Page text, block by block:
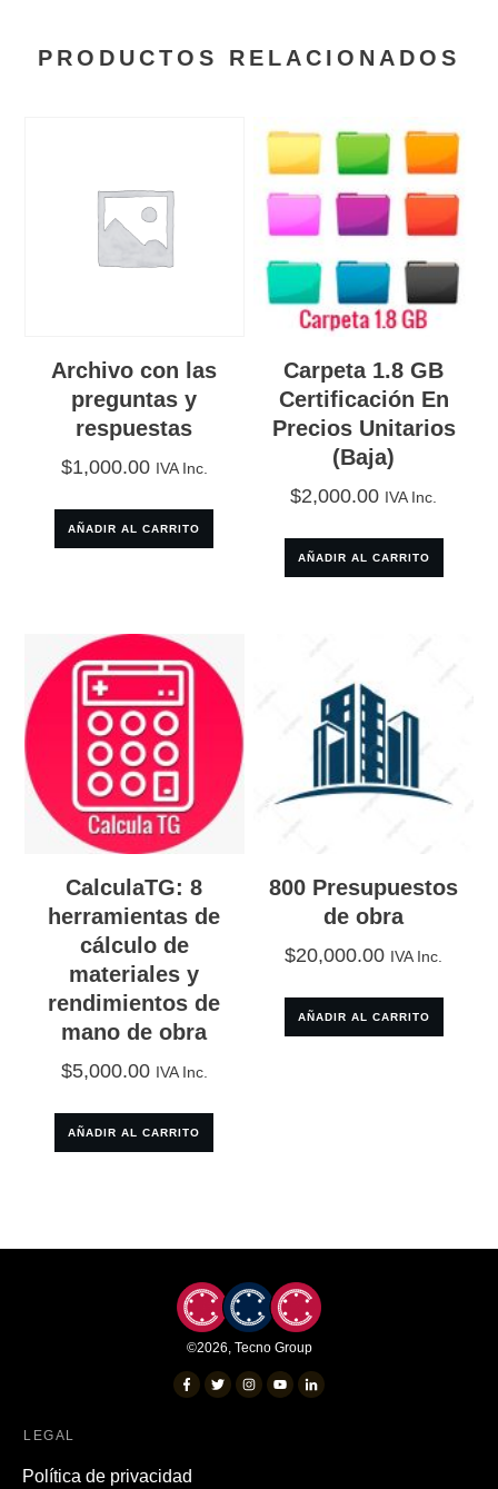
PRODUCTOS RELACIONADOS
Archivo con las
preguntas y
respuestas
$1,000.00 IVA Inc.
AÑADIR AL CARRITO
Carpeta 1.8 GB
Certificación En
Precios Unitarios
(Baja)
$2,000.00 IVA Inc.
AÑADIR AL CARRITO
CalculaTG: 8
herramientas de
cálculo de
materiales y
rendimientos de
mano de obra
$5,000.00 IVA Inc.
AÑADIR AL CARRITO
800 Presupuestos
de obra
$20,000.00 IVA Inc.
AÑADIR AL CARRITO
©2026, Tecno Group
LEGAL
Política de privacidad